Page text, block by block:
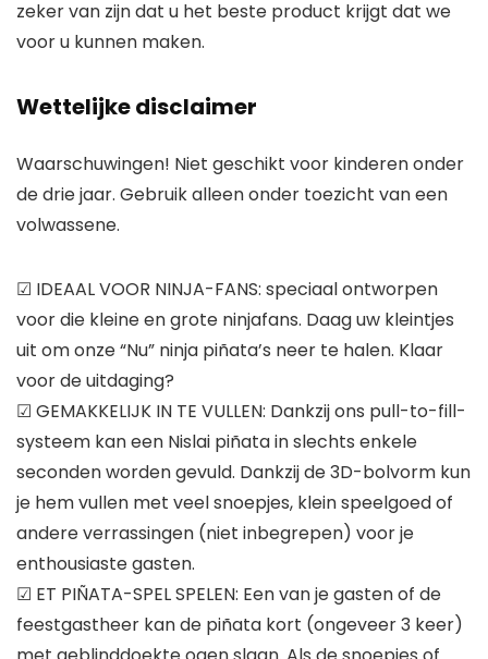
zeker van zijn dat u het beste product krijgt dat we
voor u kunnen maken.
Wettelijke disclaimer
Waarschuwingen! Niet geschikt voor kinderen onder
de drie jaar. Gebruik alleen onder toezicht van een
volwassene.
☑ IDEAAL VOOR NINJA-FANS: speciaal ontworpen
voor die kleine en grote ninjafans. Daag uw kleintjes
uit om onze “Nu” ninja piñata’s neer te halen. Klaar
voor de uitdaging?
☑ GEMAKKELIJK IN TE VULLEN: Dankzij ons pull-to-fill-
systeem kan een Nislai piñata in slechts enkele
seconden worden gevuld. Dankzij de 3D-bolvorm kun
je hem vullen met veel snoepjes, klein speelgoed of
andere verrassingen (niet inbegrepen) voor je
enthousiaste gasten.
☑ ET PIÑATA-SPEL SPELEN: Een van je gasten of de
feestgastheer kan de piñata kort (ongeveer 3 keer)